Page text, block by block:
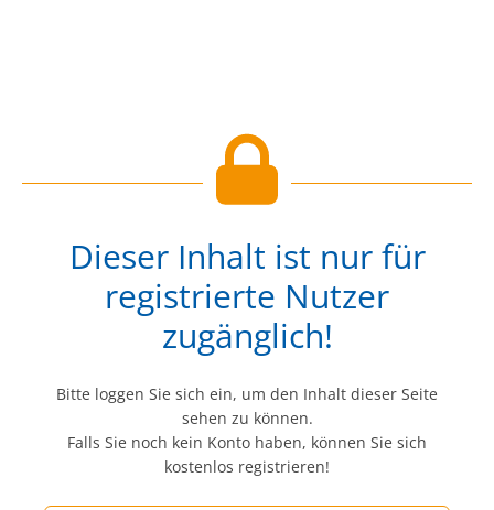
Dieser Inhalt ist nur für
registrierte Nutzer
zugänglich!
Bitte loggen Sie sich ein, um den Inhalt dieser Seite
sehen zu können.
Falls Sie noch kein Konto haben, können Sie sich
kostenlos registrieren!